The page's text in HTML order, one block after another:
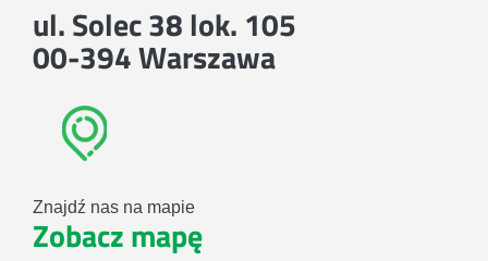
ul. Solec 38 lok. 105
00-394 Warszawa
Znajdź nas na mapie
Zobacz mapę